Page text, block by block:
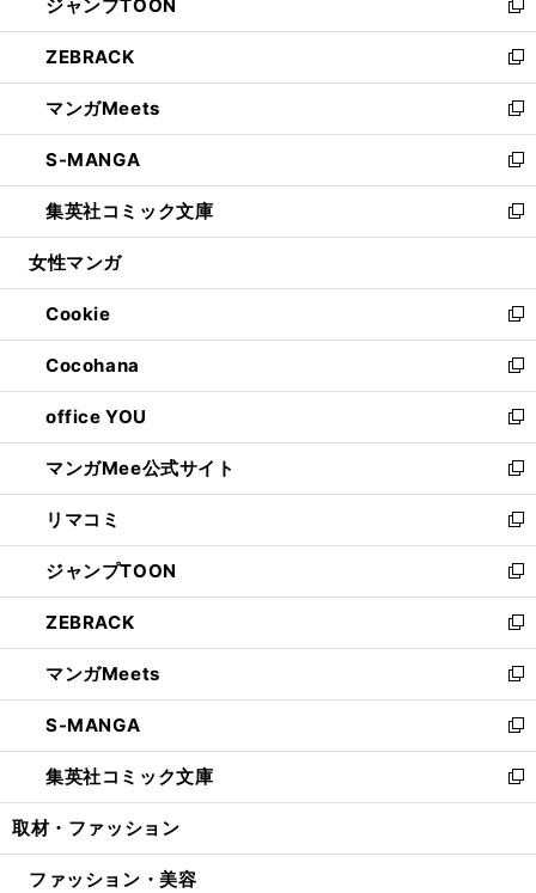
く
で
開
く
ド
ウ
で
開
く
ィ
ン
ド
ウ
で
開
く
い
ウ
ィ
ン
ド
ウ
で
開
く
ジャンプTOON
新
し
い
ウ
ィ
ン
ド
ウ
で
開
ZEBRACK
新
し
い
ウ
ィ
ン
ド
ウ
開
く
マンガMeets
新
し
い
ウ
ィ
ン
ウ
で
開
く
S-MANGA
新
し
い
ウ
ン
ド
ウ
で
開
く
集英社コミック文庫
新
し
ウ
ィ
ン
ド
ウ
で
開
く
女性マンガ
Cookie
新
し
い
ウ
ィ
ン
ド
ウ
で
開
く
Cocohana
新
し
い
ウ
ィ
ン
ド
ウ
で
開
く
office YOU
新
し
い
ウ
ィ
ン
ド
ウ
で
開
く
マンガMee公式サイト
新
し
い
ウ
ィ
ン
ド
ウ
で
開
く
リマコミ
新
し
い
ウ
ィ
ン
ド
ウ
で
開
く
ジャンプTOON
新
し
い
ウ
ィ
ン
ド
ウ
で
開
ZEBRACK
新
し
い
ウ
ィ
ン
ド
ウ
開
マンガMeets
新
し
い
ウ
ィ
ン
ウ
S-MANGA
新
し
い
ウ
ン
集英社コミック文庫
新
し
ウ
取材・ファッション
ファッション・美容